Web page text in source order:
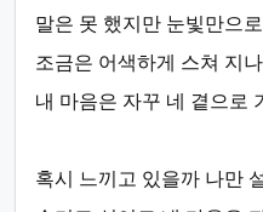
말은 못 했지만 눈빛만으
조금은 어색하게 스쳐 지
내 마음은 자꾸 네 곁으로
혹시 느끼고 있을까 나만